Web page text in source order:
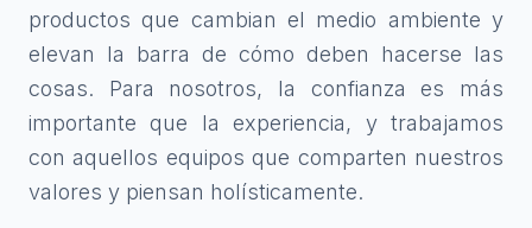
productos que cambian el medio ambiente y
elevan la barra de cómo deben hacerse las
cosas. Para nosotros, la confianza es más
importante que la experiencia, y trabajamos
con aquellos equipos que comparten nuestros
valores y piensan holísticamente.